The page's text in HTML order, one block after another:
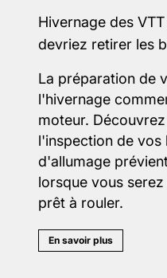
Hivernage des
devriez retirer les
La préparation de
l'hivernage
moteur.
l'inspection de vos
d'allumage
lorsque vous
prêt à rouler.
En savoir plus